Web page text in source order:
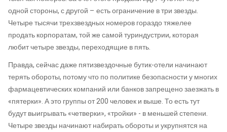
одной стороны, с другой – есть ограничение в три звезды.
Четыре тысячи трехзвездных номеров гораздо тяжелее
продать корпоратам, той же самой туриндустрии, которая
любит четыре звезды, переходящие в пять.
Правда, сейчас даже пятизвездочные бутик-отели начинают
терять обороты, потому что по политике безопасности у многих
фармацевтических компаний или банков запрещено заезжать в
«пятерки». А это группы от 200 человек и выше. То есть тут
будут выигрывать «четверки», «тройки» - в меньшей степени.
Четыре звезды начинают набирать обороты и укрупнятся на